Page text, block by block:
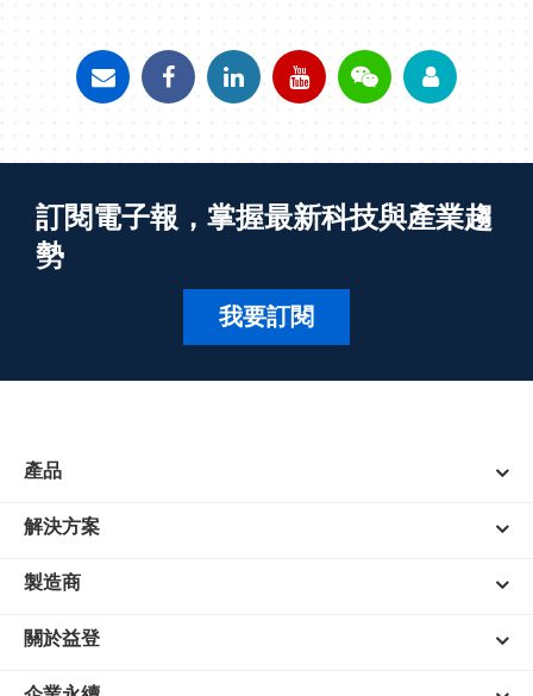
訂閱電子報，掌握最新科技與產業趨
勢
我要訂閱
產品
解決方案
製造商
關於益登